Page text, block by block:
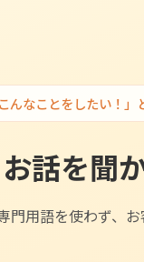
こんなことをしたい！」
お話を聞
門用語を使わず、